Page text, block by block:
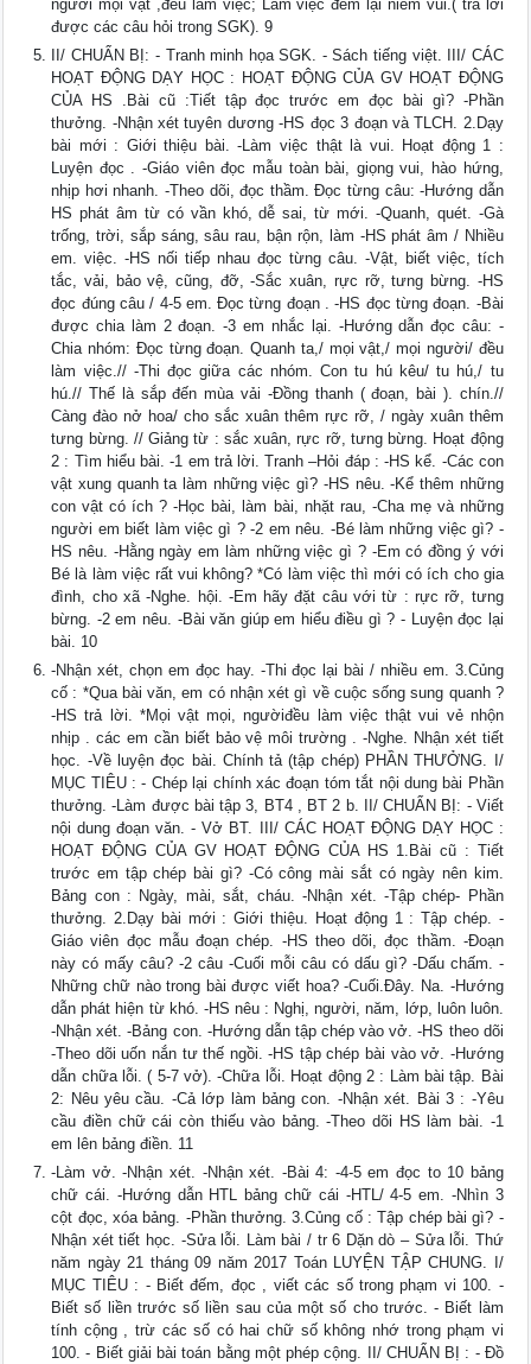
ngưới mọi vật ,đều làm việc; Làm việc đem lại niềm vui.( trả lời
được các câu hỏi trong SGK). 9
II/ CHUẨN BỊ: - Tranh minh họa SGK. - Sách tiếng việt. III/ CÁC
HOẠT ĐỘNG DẠY HỌC : HOẠT ĐỘNG CỦA GV HOẠT ĐỘNG
CỦA HS .Bài cũ :Tiết tập đọc trước em đọc bài gì? -Phần
thưởng. -Nhận xét tuyên dương -HS đọc 3 đoạn và TLCH. 2.Dạy
bài mới : Giới thiệu bài. -Làm việc thật là vui. Hoạt động 1 :
Luyện đọc . -Giáo viên đọc mẫu toàn bài, giọng vui, hào hứng,
nhịp hơi nhanh. -Theo dõi, đọc thầm. Đọc từng câu: -Hướng dẫn
HS phát âm từ có vần khó, dễ sai, từ mới. -Quanh, quét. -Gà
trống, trời, sắp sáng, sâu rau, bận rộn, làm -HS phát âm / Nhiều
em. việc. -HS nối tiếp nhau đọc từng câu. -Vật, biết việc, tích
tắc, vải, bảo vệ, cũng, đỡ, -Sắc xuân, rực rỡ, tưng bừng. -HS
đọc đúng câu / 4-5 em. Đọc từng đoạn . -HS đọc từng đoạn. -Bài
được chia làm 2 đoạn. -3 em nhắc lại. -Hướng dẫn đọc câu: -
Chia nhóm: Đọc từng đoạn. Quanh ta,/ mọi vật,/ mọi người/ đều
làm việc.// -Thi đọc giữa các nhóm. Con tu hú kêu/ tu hú,/ tu
hú.// Thế là sắp đến mùa vải -Đồng thanh ( đoạn, bài ). chín.//
Càng đào nở hoa/ cho sắc xuân thêm rực rỡ, / ngày xuân thêm
tưng bừng. // Giảng từ : sắc xuân, rực rỡ, tưng bừng. Hoạt động
2 : Tìm hiểu bài. -1 em trả lời. Tranh –Hỏi đáp : -HS kể. -Các con
vật xung quanh ta làm những việc gì? -HS nêu. -Kể thêm những
con vật có ích ? -Học bài, làm bài, nhặt rau, -Cha mẹ và những
người em biết làm việc gì ? -2 em nêu. -Bé làm những việc gì? -
HS nêu. -Hằng ngày em làm những việc gì ? -Em có đồng ý với
Bé là làm việc rất vui không? *Có làm việc thì mới có ích cho gia
đình, cho xã -Nghe. hội. -Em hãy đặt câu với từ : rực rỡ, tưng
bừng. -2 em nêu. -Bài văn giúp em hiểu điều gì ? - Luyện đọc lại
bài. 10
-Nhận xét, chọn em đọc hay. -Thi đọc lại bài / nhiều em. 3.Củng
cố : *Qua bài văn, em có nhận xét gì về cuộc sống sung quanh ?
-HS trả lời. *Mọi vật mọi, ngườiđều làm việc thật vui vẻ nhộn
nhịp . các em cần biết bảo vệ môi trường . -Nghe. Nhận xét tiết
học. -Về luyện đọc bài. Chính tả (tập chép) PHẦN THƯỞNG. I/
MỤC TIÊU : - Chép lại chính xác đoạn tóm tắt nội dung bài Phần
thưởng. -Làm được bài tập 3, BT4 , BT 2 b. II/ CHUẨN BỊ: - Viết
nội dung đoạn văn. - Vở BT. III/ CÁC HOẠT ĐỘNG DẠY HỌC :
HOẠT ĐỘNG CỦA GV HOẠT ĐỘNG CỦA HS 1.Bài cũ : Tiết
trước em tập chép bài gì? -Có công mài sắt có ngày nên kim.
Bảng con : Ngày, mài, sắt, cháu. -Nhận xét. -Tập chép- Phần
thưởng. 2.Dạy bài mới : Giới thiệu. Hoạt động 1 : Tập chép. -
Giáo viên đọc mẫu đoạn chép. -HS theo dõi, đọc thầm. -Đoạn
này có mấy câu? -2 câu -Cuối mỗi câu có dấu gì? -Dấu chấm. -
Những chữ nào trong bài được viết hoa? -Cuối.Đây. Na. -Hướng
dẫn phát hiện từ khó. -HS nêu : Nghị, người, năm, lớp, luôn luôn.
-Nhận xét. -Bảng con. -Hướng dẫn tập chép vào vở. -HS theo dõi
-Theo dõi uốn nắn tư thế ngồi. -HS tập chép bài vào vở. -Hướng
dẫn chữa lỗi. ( 5-7 vở). -Chữa lỗi. Hoạt động 2 : Làm bài tập. Bài
2: Nêu yêu cầu. -Cả lớp làm bảng con. -Nhận xét. Bài 3 : -Yêu
cầu điền chữ cái còn thiếu vào bảng. -Theo dõi HS làm bài. -1
em lên bảng điền. 11
-Làm vở. -Nhận xét. -Nhận xét. -Bài 4: -4-5 em đọc to 10 bảng
chữ cái. -Hướng dẫn HTL bảng chữ cái -HTL/ 4-5 em. -Nhìn 3
cột đọc, xóa bảng. -Phần thưởng. 3.Củng cố : Tập chép bài gì? -
Nhận xét tiết học. -Sửa lỗi. Làm bài / tr 6 Dặn dò – Sửa lỗi. Thứ
năm ngày 21 tháng 09 năm 2017 Toán LUYỆN TẬP CHUNG. I/
MỤC TIÊU : - Biết đếm, đọc , viết các số trong phạm vi 100. -
Biết số liền trước số liền sau của một số cho trước. - Biết làm
tính cộng , trừ các số có hai chữ số không nhớ trong phạm vi
100. - Biết giải bài toán bằng một phép cộng. II/ CHUẨN BỊ : - Đồ